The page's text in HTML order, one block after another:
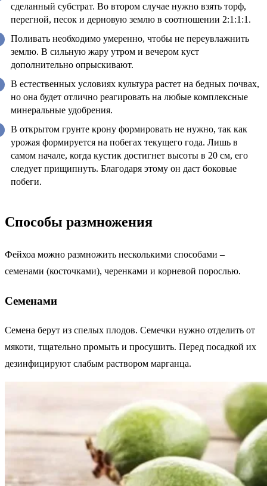
сделанный субстрат. Во втором случае нужно взять торф,
перегной, песок и дерновую землю в соотношении 2:1:1:1.
Поливать необходимо умеренно, чтобы не переувлажнить
землю. В сильную жару утром и вечером куст
дополнительно опрыскивают.
В естественных условиях культура растет на бедных почвах,
но она будет отлично реагировать на любые комплексные
минеральные удобрения.
В открытом грунте крону формировать не нужно, так как
урожая формируется на побегах текущего года. Лишь в
самом начале, когда кустик достигнет высоты в 20 см, его
следует прищипнуть. Благодаря этому он даст боковые
побеги.
Способы размножения
Фейхоа можно размножить несколькими способами –
семенами (косточками), черенками и корневой порослью.
Семенами
Семена берут из спелых плодов. Семечки нужно отделить от
мякоти, тщательно промыть и просушить. Перед посадкой их
дезинфицируют слабым раствором марганца.